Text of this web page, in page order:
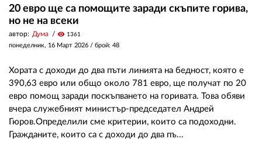
20 евро ще са помощите заради скъпите горива,
но не на всеки
автор: Дума visibility 1361
понеделник, 16 Март 2026 / брой: 48
Хората с доходи до два пъти линията на бедност, която е
390,63 евро или общо около 781 евро, ще получат по 20
евро помощ заради поскъпването на горивата. Това обяви
вчера служебният министър-председател Андрей
Гюров.Определили сме критерии, които са подоходни.
Гражданите, които са с доходи до два пъ...